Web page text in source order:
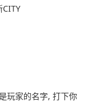
玩家的名字, 打下你